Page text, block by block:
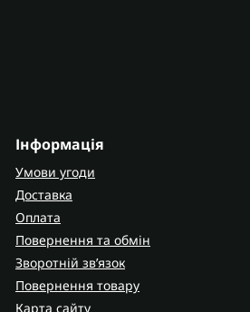
Інформація
Умови угоди
Доставка
Оплата
Повернення та обмін
Зворотній зв’язок
Повернення товару
Карта сайту